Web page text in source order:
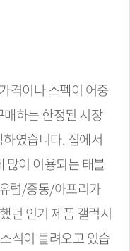
격이나 스펙이 어중
하는 한정된 시장
였습니다. 집에서
많이 이용되는 태블
럽/중동/아프리카
던 인기 제품 갤럭시
식이 들려오고 있습